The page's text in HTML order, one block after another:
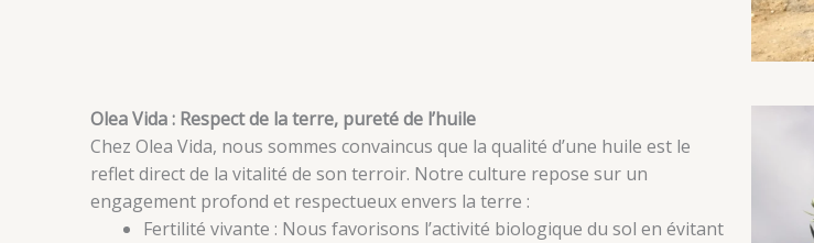
Olea Vida : Respect de la terre, pureté de l’huile
Chez Olea Vida, nous sommes convaincus que la qualité d’une huile est le
reflet direct de la vitalité de son terroir. Notre culture repose sur un
engagement profond et respectueux envers la terre :
Fertilité vivante : Nous favorisons l’activité biologique du sol en évitant